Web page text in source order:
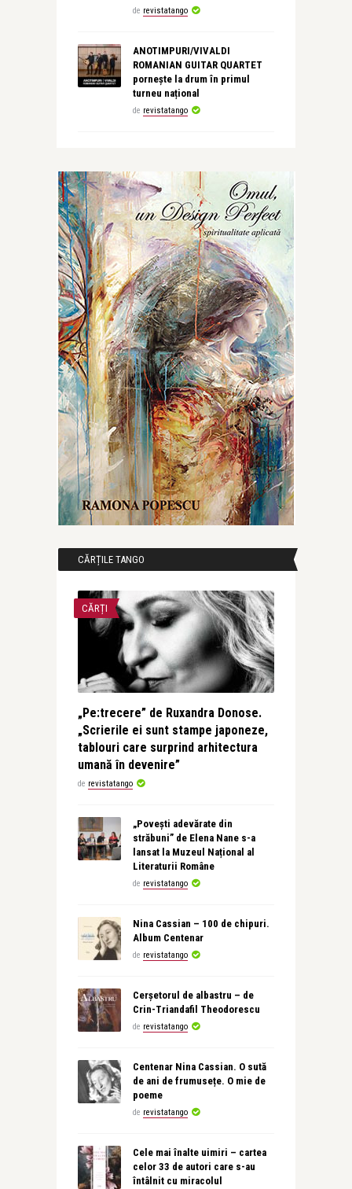
de revistatango
ANOTIMPURI/VIVALDI
ROMANIAN GUITAR QUARTET
pornește la drum în primul
turneu național
de revistatango
CĂRȚILE TANGO
CĂRȚI
„Pe:trecere” de Ruxandra Donose.
„Scrierile ei sunt stampe japoneze,
tablouri care surprind arhitectura
umană în devenire”
de revistatango
„Povești adevărate din
străbuni” de Elena Nane s-a
lansat la Muzeul Național al
Literaturii Române
de revistatango
Nina Cassian – 100 de chipuri.
Album Centenar
de revistatango
Cerșetorul de albastru – de
Crin-Triandafil Theodorescu
de revistatango
Centenar Nina Cassian. O sută
de ani de frumusețe. O mie de
poeme
de revistatango
Cele mai înalte uimiri – cartea
celor 33 de autori care s-au
întâlnit cu miracolul